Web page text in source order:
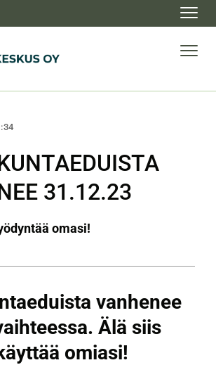
31.12.23
omasi!
vanhenee
Älä siis
omiasi!